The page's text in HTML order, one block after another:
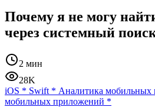
Почему я не могу
через системный
2 мин
28K
iOS * Swift * Аналитика мобильных
мобильных приложений *